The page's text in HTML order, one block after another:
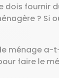
dois fournir
? Si
ménage
faire le